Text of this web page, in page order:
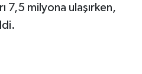
7,5 milyona ulaşırken,